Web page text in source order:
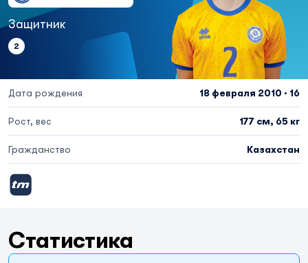
Защитник
2
Дата рождения 18 февраля 2010 · 16
Рост, вес 177 см, 65 кг
Гражданство Казахстан
Статистика